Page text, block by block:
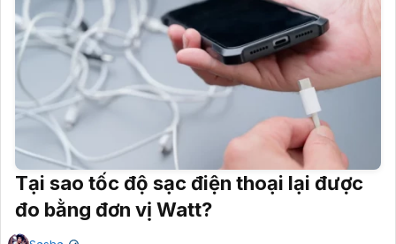
Tại sao tốc độ sạc điện thoại lại được
đo bằng đơn vị Watt?